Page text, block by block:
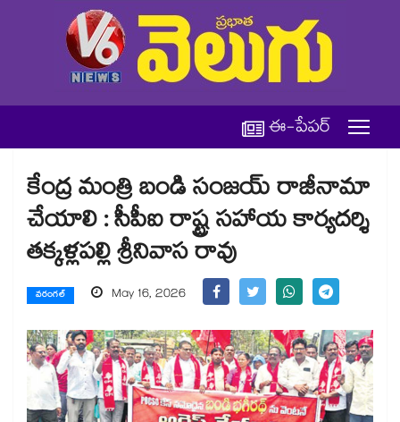
ఈ-పేపర్
కేంద్ర మంత్రి బండి సంజయ్ రాజీనామా
చేయాలి : సీపీఐ రాష్ట్ర సహాయ కార్యదర్శి
తక్కళ్లపల్లి శ్రీనివాస రావు
వరంగల్ May 16, 2026